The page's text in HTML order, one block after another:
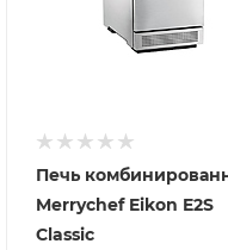
Печь
Merrychef Eikon E2S
Classic